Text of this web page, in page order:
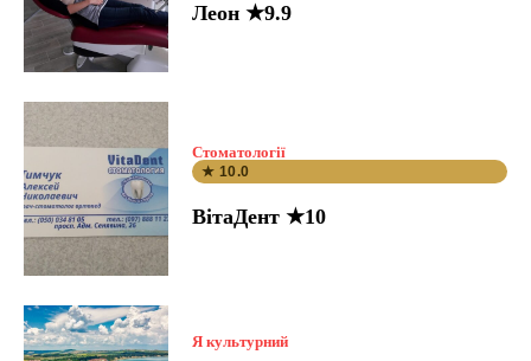
Леон ★9.9
Стоматології
★ 10.0
ВітаДент ★10
Я культурний